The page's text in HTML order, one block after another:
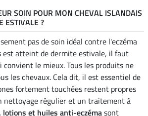
SOIN POUR MON CHEVAL ISLANDAIS
ESTIVALE ?
pas de soin idéal contre l'eczéma
est atteint de dermite estivale, il faut
le mieux. Tous les produits ne
les chevaux. Cela dit, il est essentiel de
fortement touchées restent propres
nettoyage régulier et un traitement à
lotions et huiles anti-eczémasont